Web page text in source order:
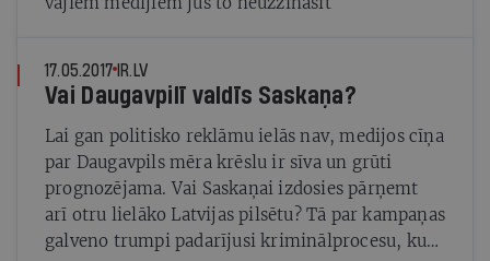
17.05.2017 IR.LV
Vai Daugavpilī valdīs Saskaņa?
Lai gan politisko reklāmu ielās nav, medijos cīņa
par Daugavpils mēra krēslu ir sīva un grūti
prognozējama. Vai Saskaņai izdosies pārņemt
arī otru lielāko Latvijas pilsētu? Tā par kampaņas
galveno trumpi padarījusi kriminālprocesu, kurā